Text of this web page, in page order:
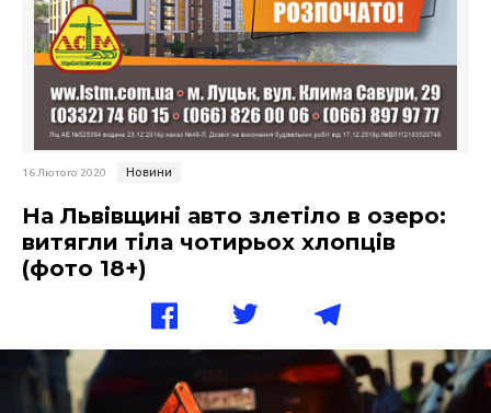
16 Лютого 2020 Новини
На Львівщині авто злетіло в озеро:
витягли тіла чотирьох хлопців
(фото 18+)